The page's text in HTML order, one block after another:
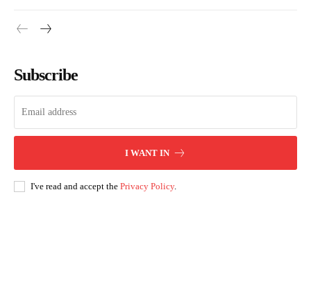
Subscribe
I WANT IN
I've read and accept the Privacy Policy.